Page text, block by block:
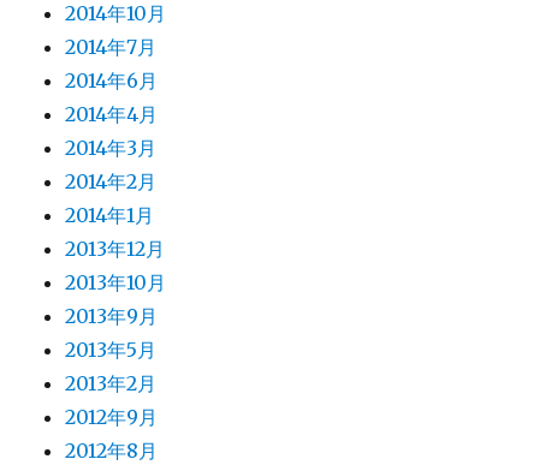
2014年10月
2014年7月
2014年6月
2014年4月
2014年3月
2014年2月
2014年1月
2013年12月
2013年10月
2013年9月
2013年5月
2013年2月
2012年9月
2012年8月